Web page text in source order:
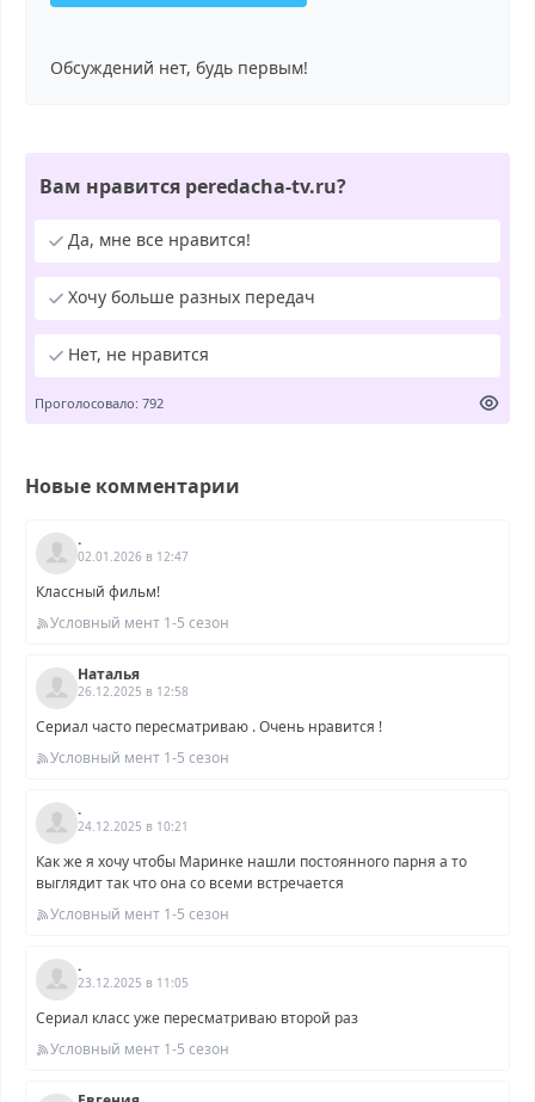
Обсуждений нет, будь первым!
Вам нравится peredacha-tv.ru?
Да, мне все нравится!
Хочу больше разных передач
Нет, не нравится
Проголосовало: 792
Новые комментарии
.
02.01.2026 в 12:47
Классный фильм!
Условный мент 1-5 сезон
Наталья
26.12.2025 в 12:58
Сериал часто пересматриваю . Очень нравится !
Условный мент 1-5 сезон
.
24.12.2025 в 10:21
Как же я хочу чтобы Маринке нашли постоянного парня а то
выглядит так что она со всеми встречается
Условный мент 1-5 сезон
.
23.12.2025 в 11:05
Сериал класс уже пересматриваю второй раз
Условный мент 1-5 сезон